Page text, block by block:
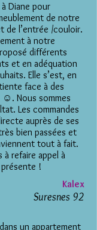
Diane pour
de notre
de l’entrée /couloir.
à notre
différents
et en adéquation
Elle s’est, en
face à des
☺️. Nous sommes
Les commandes
auprès de ses
bien passées et
tout à fait.
à refaire appel à
présente !
Kalex
Suresnes 92
un appartement